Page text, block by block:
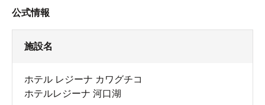
公式情報
施設名
ホテル レジーナ カワグチコ
ホテルレジーナ 河口湖